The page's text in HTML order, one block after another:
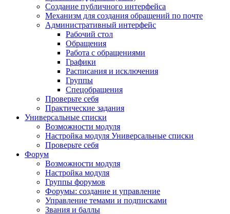
Создание публичного интерфейса
Механизм для создания обращений по почте
Административный интерфейс
Рабочий стол
Обращения
Работа с обращениями
Графики
Расписания и исключения
Группы
Спецобращения
Проверьте себя
Практические задания
Универсальные списки
Возможности модуля
Настройка модуля Универсальные списки
Проверьте себя
Форум
Возможности модуля
Настройка модуля
Группы форумов
Форумы: создание и управление
Управление темами и подписками
Звания и баллы